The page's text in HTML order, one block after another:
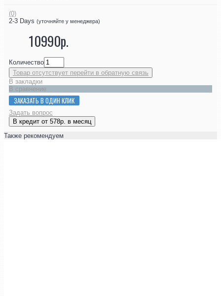
(0)
2-3 Days (уточняйте у менеджера)
10990р.
Количество
Товар отсутствует перейти в обратную связь
В закладки
В сравнение
ЗАКАЗАТЬ В ОДИН КЛИК
Задать вопрос
В кредит от 578р. в месяц
Также рекомендуем